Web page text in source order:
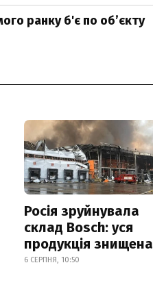
ранку б'є по об’єкту
Росія зруйнувала
склад Bosch: уся
продукція знищена
6 СЕРПНЯ, 10:50